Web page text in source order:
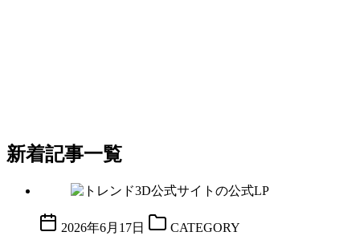
新着記事一覧
2026年6月17日 CATEGORY